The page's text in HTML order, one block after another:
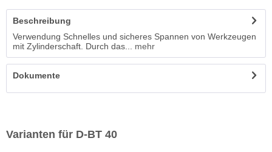
Beschreibung
Verwendung Schnelles und sicheres Spannen von Werkzeugen
mit Zylinderschaft. Durch das...
mehr
Dokumente
Varianten für D-BT 40